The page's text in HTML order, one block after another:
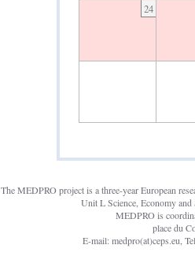
24
The MEDPRO project is a three-year European
Unit L Science, Economy
MEDPRO is
E-mail: medpro(at)ceps.eu,